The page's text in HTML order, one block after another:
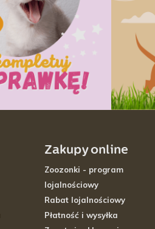
Zakupy online
Zoozonki - program
lojalnościowy
Rabat lojalnościowy
Płatność i wysyłka